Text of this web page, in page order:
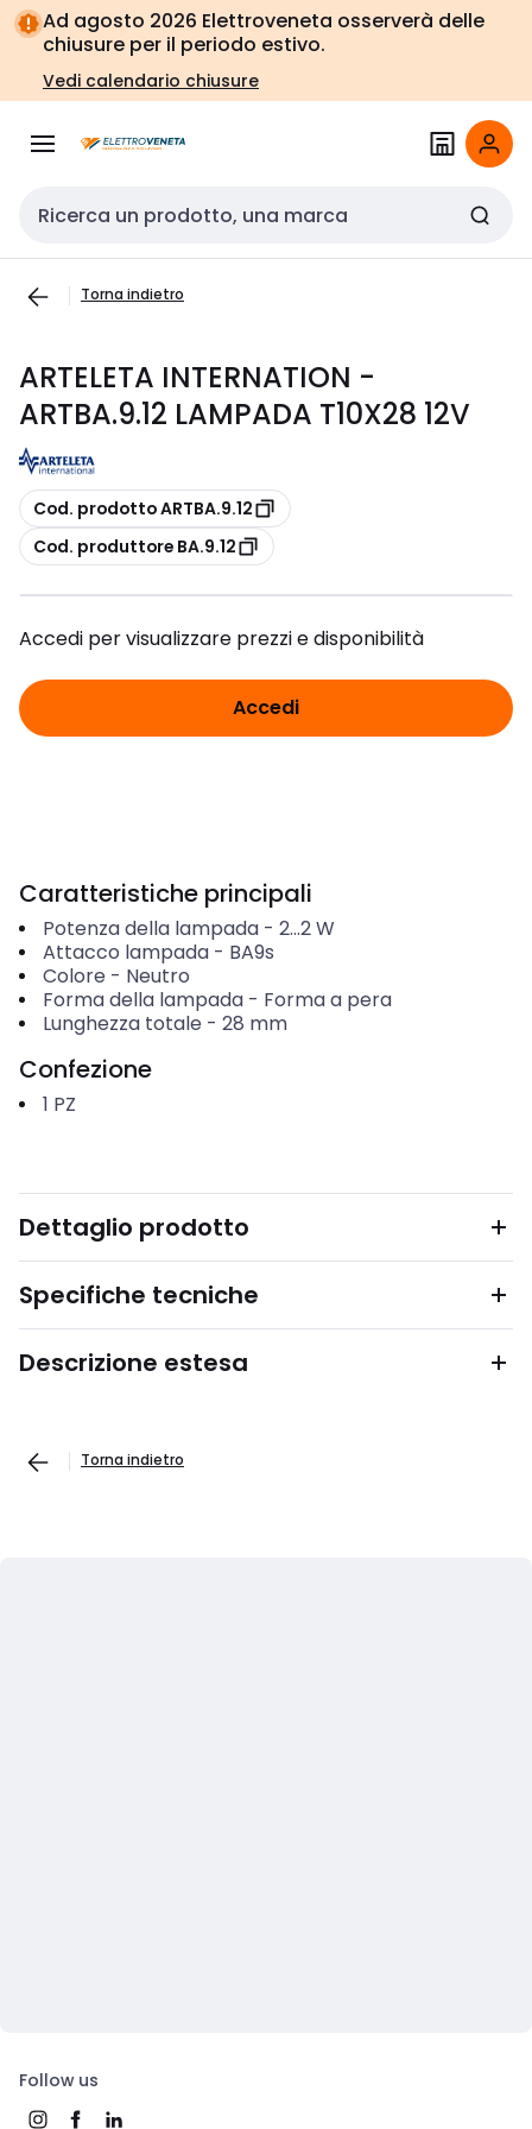
Vai alla
navigazione
Vai
alla
pagina
Ad agosto 2026 Elettroveneta osserverà delle
chiusure per il periodo estivo.
Vedi calendario chiusure
Cerca input
Torna indietro
ARTELETA INTERNATION -
ARTBA.9.12 LAMPADA T10X28 12V
copia
Cod. prodotto ARTBA.9.12
copia
Cod. produttore BA.9.12
Accedi per visualizzare prezzi e disponibilità
Accedi
Caratteristiche principali
Potenza della lampada- 2...2W
Attacco lampada- BA9s
Colore - Neutro
Forma della lampada- Forma a pera
Lunghezza totale - 28 mm
Confezione
1 PZ
Dettaglio prodotto
Specifiche tecniche
Descrizione estesa
Torna indietro
Follow us